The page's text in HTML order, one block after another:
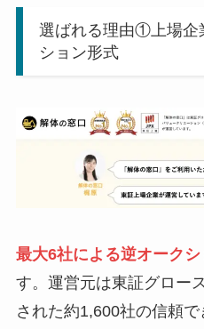
選ばれる理由①上場企
ション形式
最大6社による逆オーク
す。運営元は東証グロー
された約1,600社の信頼